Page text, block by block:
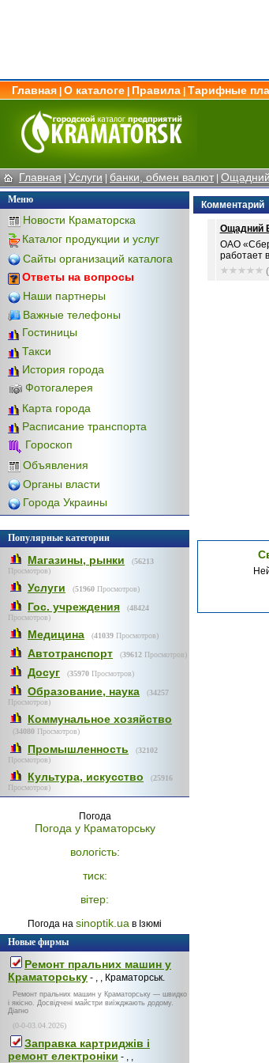
Главная О каталоге Правила Тарифные
Главная | Услуги | банки, обмен валют| Ощадний
Меню
Новости Краматорска
Каталог продукции и услуг
Сайты организаций каталога
Ответы на вопросы
Наши партнеры
Важные телефоны
Гостиницы
Такси
История города
Фотогалерея
Карта города
Расписание транспорта
Гороскоп
Объявления
Органы власти
Города Украины
Популярные категории
Магазины, рынки (56213
Просмотров)
Услуги (51960 Просмотров)
Гос. учреждения (48424
Просмотров)
Медицина (41039 Просмотров)
Автотранспорт (39612 Просмотров)
Досуг (35970 Просмотров)
Образование, наука (34257
Просмотров)
Коммунальное хозяйство
(34080 Просмотров)
Промышленность (32102
Просмотров)
Культура, искусство (25916
Просмотров)
Погода
Погода у Краматорську
вологість:
тиск:
вітер:
Погода на sinoptik.ua в Ізюмі
Новые фирмы
Ремонт пральних машин у
Краматорську - , , Краматорськ.
Ремонт пральних машин у Краматорську — швидко
і якісно. Досвідчені майстри виїжджають додому.
Діагно
(0-0-03.04.2026)
Заправка картриджів і
ремонт електроніки - , ,
Комментарий
Ощадний
ОАО
работает